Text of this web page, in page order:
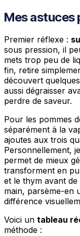
Mes astuces
Premier réflexe :
sous pression, il
mets trop peu de
fin, retire
découvert
aussi dégraisser
perdre de saveur.
Pour les pommes
séparément à la
ajoutes aux trois
Personnellement,
permet de mieux
transforment en
et le thym avant
main, parsème-en
différence
Voici un tableau
méthode :